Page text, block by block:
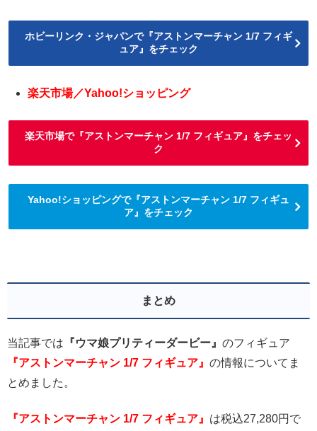
ホビーリンク・ジャパンで『アストンマーチャン 1/7 フィギ
ュア』をチェック
楽天市場／Yahoo!ショッピング
楽天市場で『アストンマーチャン 1/7 フィギュア』をチェッ
ク
Yahoo!ショッピングで『アストンマーチャン 1/7 フィギュ
ア』をチェック
まとめ
当記事では 『ウマ娘プリティーダービー』 のフィギュア
『アストンマーチャン 1/7 フィギュア』 の情報についてま
とめました。
『アストンマーチャン 1/7 フィギュア』 は税込27,280円で